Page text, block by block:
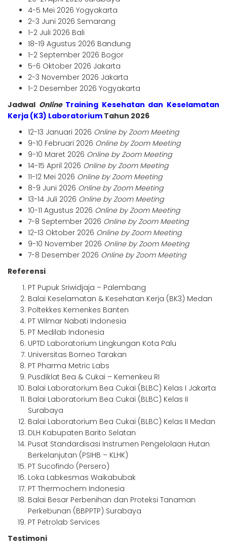
4-5 Mei 2026 Yogyakarta
2-3 Juni 2026 Semarang
1-2 Juli 2026 Bali
18-19 Agustus 2026 Bandung
1-2 September 2026 Bogor
5-6 Oktober 2026 Jakarta
2-3 November 2026 Jakarta
1-2 Desember 2026 Yogyakarta
Jadwal Online Training Kesehatan dan Keselamatan
Kerja (K3) Laboratorium Tahun 2026
12-13 Januari 2026 Online by Zoom Meeting
9-10 Februari 2026 Online by Zoom Meeting
9-10 Maret 2026 Online by Zoom Meeting
14-15 April 2026 Online by Zoom Meeting
11-12 Mei 2026 Online by Zoom Meeting
8-9 Juni 2026 Online by Zoom Meeting
13-14 Juli 2026 Online by Zoom Meeting
10-11 Agustus 2026 Online by Zoom Meeting
7-8 September 2026 Online by Zoom Meeting
12-13 Oktober 2026 Online by Zoom Meeting
9-10 November 2026 Online by Zoom Meeting
7-8 Desember 2026 Online by Zoom Meeting
Referensi
PT Pupuk Sriwidjaja – Palembang
Balai Keselamatan & Kesehatan Kerja (BK3) Medan
Poltekkes Kemenkes Banten
PT Wilmar Nabati Indonesia
PT Medilab Indonesia
UPTD Laboratorium Lingkungan Kota Palu
Universitas Borneo Tarakan
PT Pharma Metric Labs
Pusdiklat Bea & Cukai – Kemenkeu RI
Balai Laboratorium Bea Cukai (BLBC) Kelas I Jakarta
Balai Laboratorium Bea Cukai (BLBC) Kelas II
Surabaya
Balai Laboratorium Bea Cukai (BLBC) Kelas II Medan
DLH Kabupaten Barito Selatan
Pusat Standardisasi Instrumen Pengelolaan Hutan
Berkelanjutan (PSIHB – KLHK)
PT Sucofindo (Persero)
Loka Labkesmas Waikabubak
PT Thermochem Indonesia
Balai Besar Perbenihan dan Proteksi Tanaman
Perkebunan (BBPPTP) Surabaya
PT Petrolab Services
Testimoni